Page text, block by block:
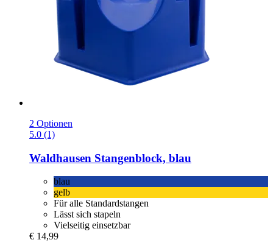
2 Optionen
5.0 (1)
Waldhausen Stangenblock, blau
blau
gelb
Für alle Standardstangen
Lässt sich stapeln
Vielseitig einsetzbar
€ 14,99